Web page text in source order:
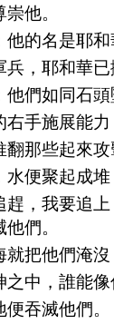
他。
的名是耶和
，耶和華
們如同石頭
手施展能
那些起來
便聚起成
趕，我要追
們。
把他們淹沒
之中，誰能
吞滅他們。